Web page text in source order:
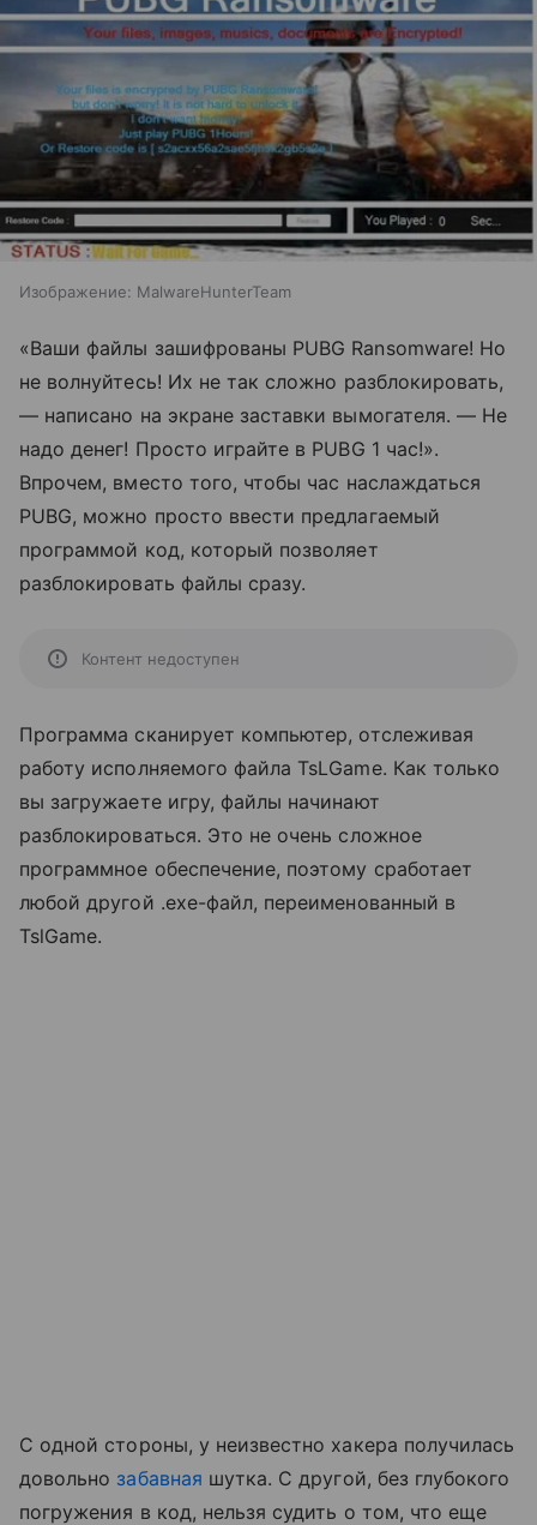
Изображение: MalwareHunterTeam
«Ваши файлы зашифрованы PUBG Ransomware! Но
не волнуйтесь! Их не так сложно разблокировать,
— написано на экране заставки вымогателя. — Не
надо денег! Просто играйте в PUBG 1 час!».
Впрочем, вместо того, чтобы час наслаждаться
PUBG, можно просто ввести предлагаемый
программой код, который позволяет
разблокировать файлы сразу.
Контент недоступен
Программа сканирует компьютер, отслеживая
работу исполняемого файла TsLGame. Как только
вы загружаете игру, файлы начинают
разблокироваться. Это не очень сложное
программное обеспечение, поэтому сработает
любой другой .exe-файл, переименованный в
TslGame.
С одной стороны, у неизвестно хакера получилась
довольно забавная шутка. С другой, без глубокого
погружения в код, нельзя судить о том, что еще